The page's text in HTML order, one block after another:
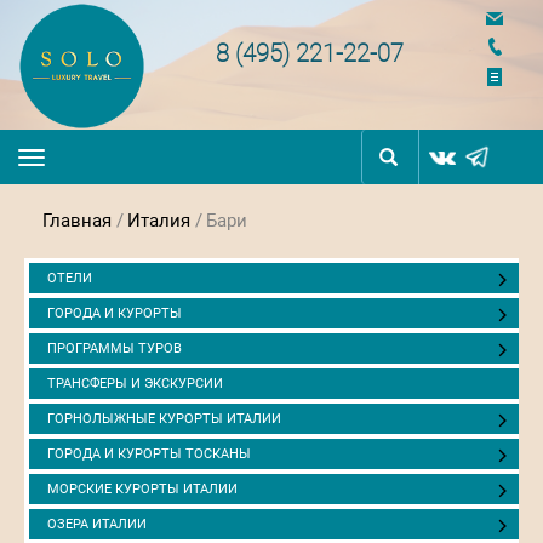
8 (495) 221-22-07
Toggle
navigation
Главная / Италия / Бари
ОТЕЛИ
ГОРОДА И КУРОРТЫ
ПРОГРАММЫ ТУРОВ
ТРАНСФЕРЫ И ЭКСКУРСИИ
ГОРНОЛЫЖНЫЕ КУРОРТЫ ИТАЛИИ
ГОРОДА И КУРОРТЫ ТОСКАНЫ
МОРСКИЕ КУРОРТЫ ИТАЛИИ
ОЗЕРА ИТАЛИИ